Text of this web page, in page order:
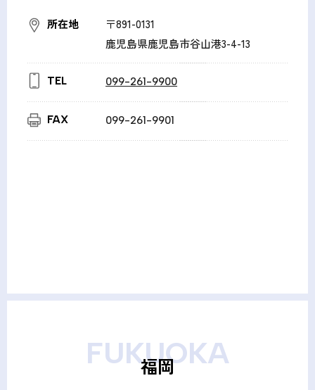
所在地
〒891-0131
鹿児島県鹿児島市谷山港3-4-13
TEL 099-261-9900
FAX 099-261-9901
FUKUOKA
福岡